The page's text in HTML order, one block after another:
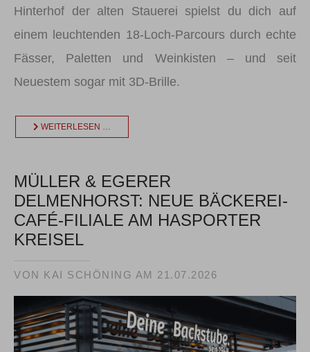
Hinterhof der alten Stauerei spielst du dich auf
einem leuchtenden 18-Loch-Parcours durch echte
Fässer, Paletten und Weinkisten – und seit
Neuestem sogar mit 3D-Brille.
WEITERLESEN …
MÜLLER & EGERER
DELMENHORST: NEUE BÄCKEREI-
CAFÉ-FILIALE AM HASPORTER
KREISEL
VON KAI SCHÖNING AM 21.07.2026